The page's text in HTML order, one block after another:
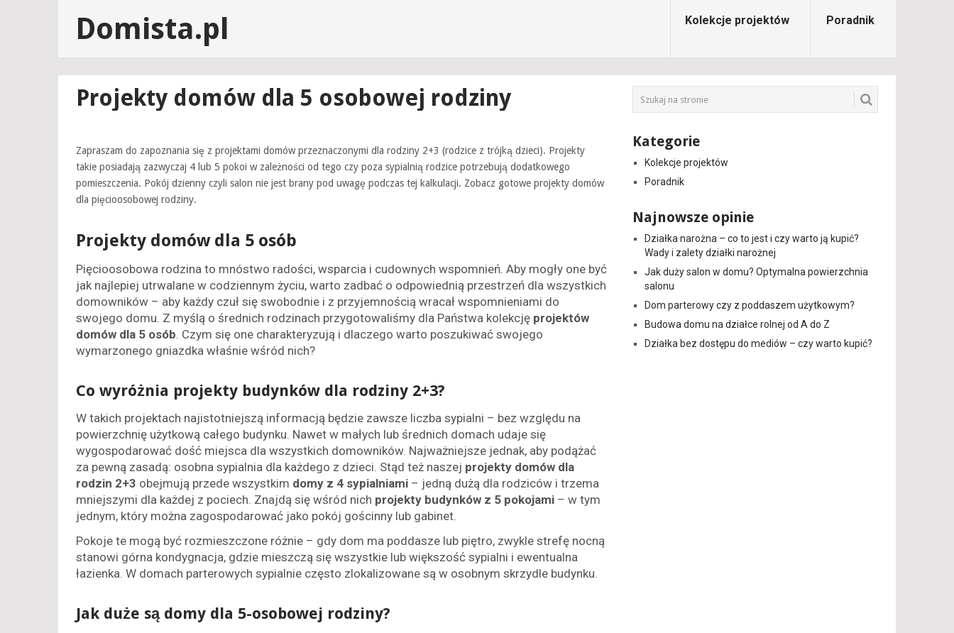
Domista.pl Kolekcje projektów Poradnik
Projekty domów dla 5 osobowej rodziny
Zapraszam do zapoznania się z projektami domów przeznaczonymi dla rodziny 2+3 (rodzice z trójką dzieci). Projekty
takie posiadają zazwyczaj 4 lub 5 pokoi w zależności od tego czy poza sypialnią rodzice potrzebują dodatkowego
pomieszczenia. Pokój dzienny czyli salon nie jest brany pod uwagę podczas tej kalkulacji. Zobacz gotowe projekty domów
dla pięcioosobowej rodziny.
Projekty domów dla 5 osób
Pięcioosobowa rodzina to mnóstwo radości, wsparcia i cudownych wspomnień. Aby mogły one być
jak najlepiej utrwalane w codziennym życiu, warto zadbać o odpowiednią przestrzeń dla wszystkich
domowników – aby każdy czuł się swobodnie i z przyjemnością wracał wspomnieniami do
swojego domu. Z myślą o średnich rodzinach przygotowaliśmy dla Państwa kolekcję projektów
domów dla 5 osób. Czym się one charakteryzują i dlaczego warto poszukiwać swojego
wymarzonego gniazdka właśnie wśród nich?
Co wyróżnia projekty budynków dla rodziny 2+3?
W takich projektach najistotniejszą informacją będzie zawsze liczba sypialni – bez względu na
powierzchnię użytkową całego budynku. Nawet w małych lub średnich domach udaje się
wygospodarować dość miejsca dla wszystkich domowników. Najważniejsze jednak, aby podążać
za pewną zasadą: osobna sypialnia dla każdego z dzieci. Stąd też naszej projekty domów dla
rodzin 2+3 obejmują przede wszystkim domy z 4 sypialniami – jedną dużą dla rodziców i trzema
mniejszymi dla każdej z pociech. Znajdą się wśród nich projekty budynków z 5 pokojami – w tym
jednym, który można zagospodarować jako pokój gościnny lub gabinet.
Pokoje te mogą być rozmieszczone różnie – gdy dom ma poddasze lub piętro, zwykle strefę nocną
stanowi górna kondygnacja, gdzie mieszczą się wszystkie lub większość sypialni i ewentualna
łazienka. W domach parterowych sypialnie często zlokalizowane są w osobnym skrzydle budynku.
Jak duże są domy dla 5-osobowej rodziny?
Kategorie
Kolekcje projektów
Poradnik
Najnowsze opinie
Działka narożna – co to jest i czy warto ją kupić?
Wady i zalety działki narożnej
Jak duży salon w domu? Optymalna powierzchnia
salonu
Dom parterowy czy z poddaszem użytkowym?
Budowa domu na działce rolnej od A do Z
Działka bez dostępu do mediów – czy warto kupić?